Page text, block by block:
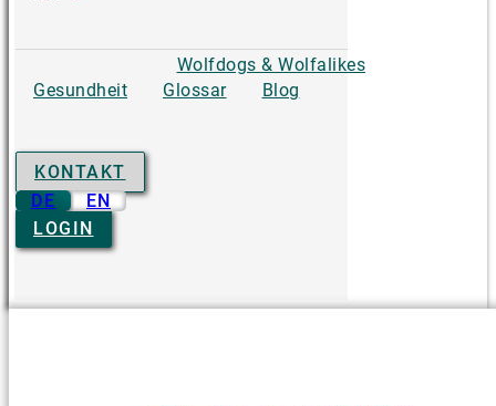
Wolfdogs & Wolfalikes
Gesundheit
Glossar Blog
KONTAKT
DE
EN
LOGIN